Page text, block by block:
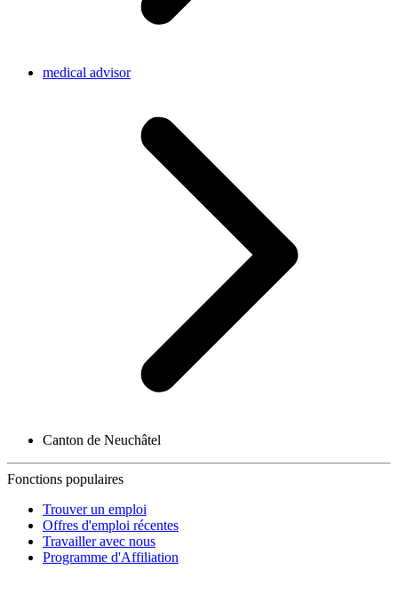
medical advisor
Canton de Neuchâtel
Fonctions populaires
Trouver un emploi
Offres d'emploi récentes
Travailler avec nous
Programme d'Affiliation